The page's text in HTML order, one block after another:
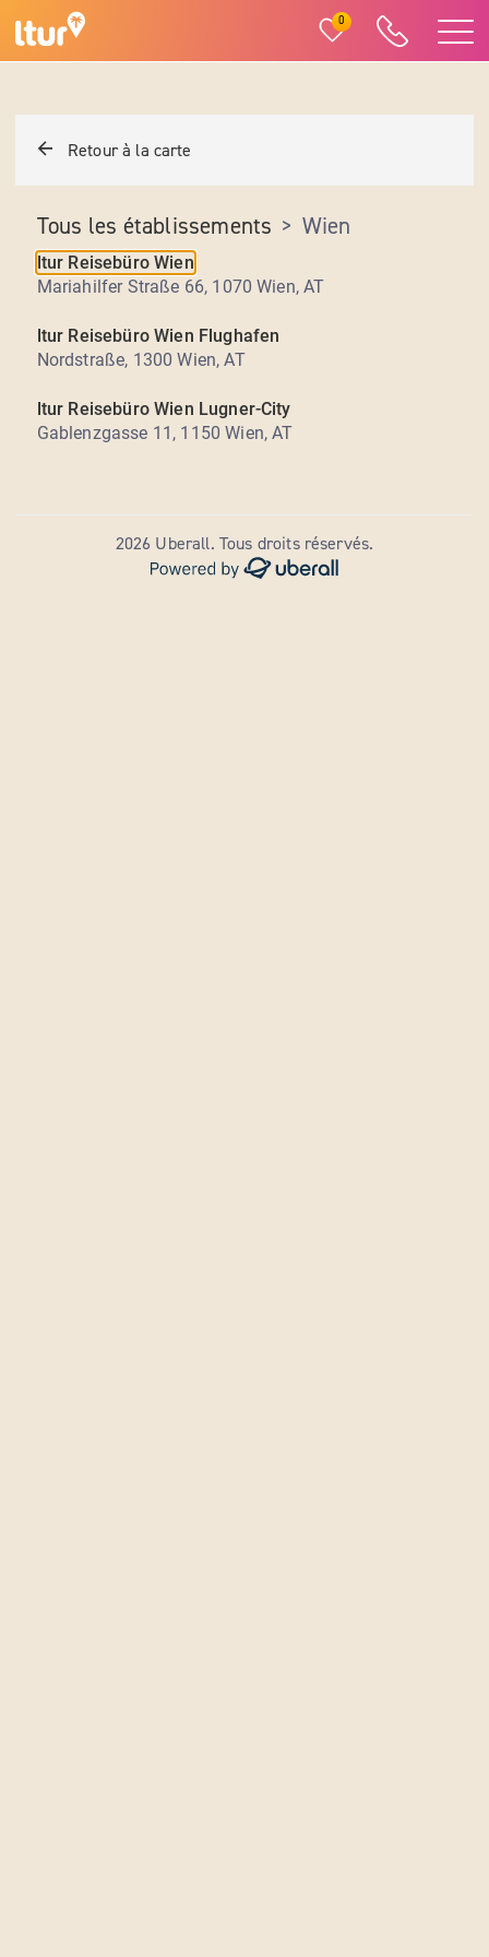
0
Retour à la carte
Tous les établissements > Wien
ltur Reisebüro Wien
Mariahilfer Straße 66, 1070 Wien,AT
ltur Reisebüro Wien Flughafen
Nordstraße, 1300 Wien,AT
ltur Reisebüro Wien Lugner-City
Gablenzgasse 11, 1150 Wien,AT
2026 Uberall. Tous droits réservés.